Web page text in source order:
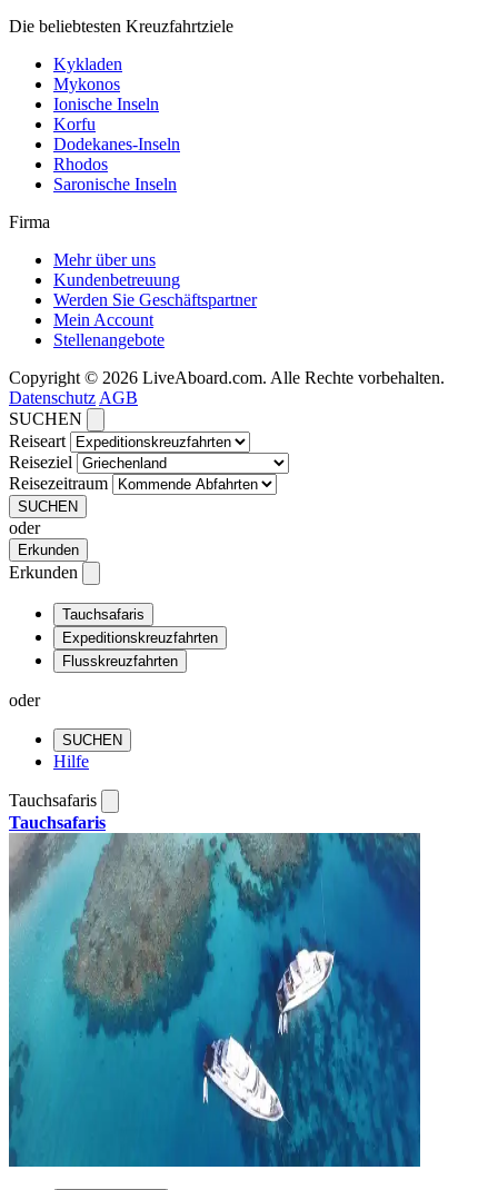
Die beliebtesten Kreuzfahrtziele
Kykladen
Mykonos
Ionische Inseln
Korfu
Dodekanes-Inseln
Rhodos
Saronische Inseln
Firma
Mehr über uns
Kundenbetreuung
Werden Sie Geschäftspartner
Mein Account
Stellenangebote
Copyright © 2026 LiveAboard.com. Alle Rechte vorbehalten.
DatenschutzAGB
SUCHEN
Reiseart
Reiseziel
Reisezeitraum
SUCHEN
oder
Erkunden
Erkunden
Tauchsafaris
Expeditionskreuzfahrten
Flusskreuzfahrten
oder
SUCHEN
Hilfe
Tauchsafaris
Tauchsafaris